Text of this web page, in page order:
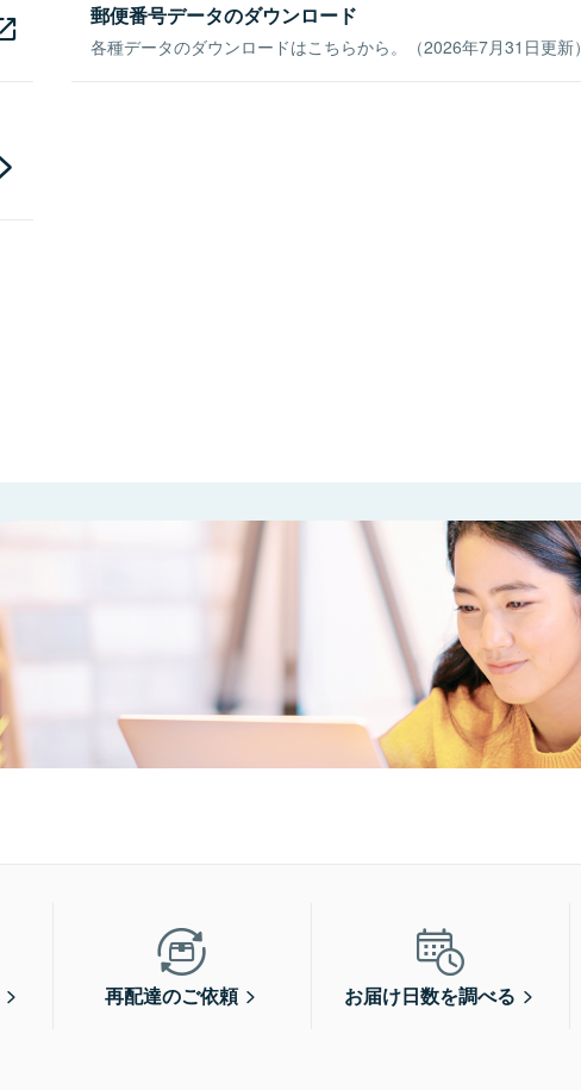
郵便番号データのダウンロード
各種データのダウンロードはこちらから。（2026年7月31日更新）
再配達のご依頼 お届け日数を調べる